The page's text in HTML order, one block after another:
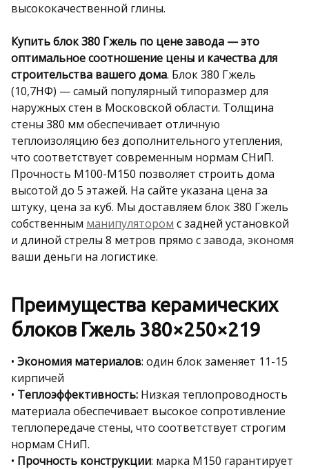
высококачественной глины.
Купить блок 380 Гжель по цене завода — это
оптимальное соотношение цены и качества для
строительства вашего дома. Блок 380 Гжель
(10,7НФ) — самый популярный типоразмер для
наружных стен в Московской области. Толщина
стены 380 мм обеспечивает отличную
теплоизоляцию без дополнительного утепления,
что соответствует современным нормам СНиП.
Прочность М100-М150 позволяет строить дома
высотой до 5 этажей. На сайте указана цена за
штуку, цена за куб. Мы доставляем блок 380 Гжель
собственным манипулятором с задней установкой
и длиной стрелы 8 метров прямо с завода, экономя
ваши деньги на логистике.
Преимущества керамических
блоков Гжель 380×250×219
• Экономия материалов: один блок заменяет 11-15
кирпичей
• Теплоэффективность: Низкая теплопроводность
материала обеспечивает высокое сопротивление
теплопередаче стены, что соответствует строгим
нормам СНиП.
• Прочность конструкции: марка М150 гарантирует